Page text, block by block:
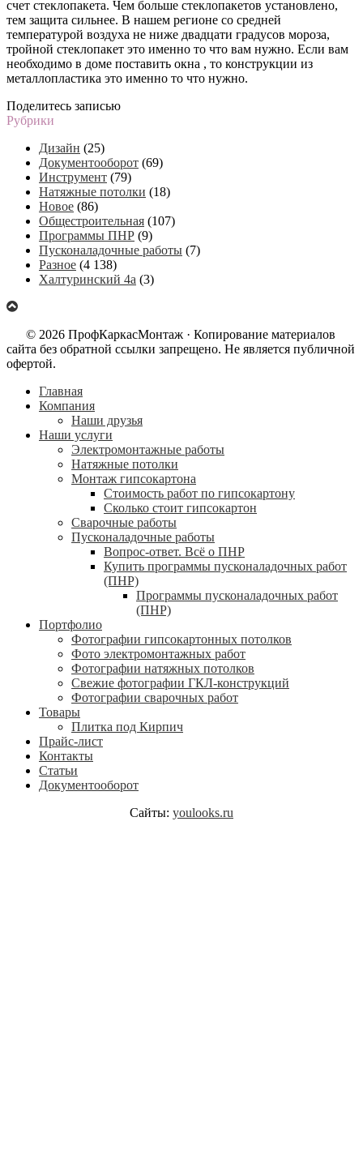
счет стеклопакета. Чем больше стеклопакетов установлено,
тем защита сильнее. В нашем регионе со средней
температурой воздуха не ниже двадцати градусов мороза,
тройной стеклопакет это именно то что вам нужно. Если вам
необходимо в доме поставить окна , то конструкции из
металлопластика это именно то что нужно.
Поделитесь записью
Рубрики
Дизайн (25)
Документооборот (69)
Инструмент (79)
Натяжные потолки (18)
Новое (86)
Общестроительная (107)
Программы ПНР (9)
Пусконаладочные работы (7)
Разное (4 138)
Халтуринский 4а (3)
© 2026 ПрофКаркасМонтаж · Копирование материалов
сайта без обратной ссылки запрещено. Не является публичной
офертой.
Главная
Компания
Наши друзья
Наши услуги
Электромонтажные работы
Натяжные потолки
Монтаж гипсокартона
Стоимость работ по гипсокартону
Сколько стоит гипсокартон
Сварочные работы
Пусконаладочные работы
Вопрос-ответ. Всё о ПНР
Купить программы пусконаладочных работ
(ПНР)
Программы пусконаладочных работ
(ПНР)
Портфолио
Фотографии гипсокартонных потолков
Фото электромонтажных работ
Фотографии натяжных потолков
Свежие фотографии ГКЛ-конструкций
Фотографии сварочных работ
Товары
Плитка под Кирпич
Прайс-лист
Контакты
Статьи
Документооборот
Сайты: youlooks.ru